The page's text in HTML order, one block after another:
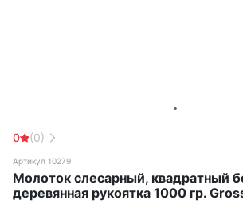
0 (0)
Артикул 10279
Молоток слесарный, квадратный
деревянная рукоятка 1000 гр.